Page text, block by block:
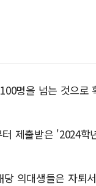
남동발전, 해남군에
[인도증시] 중동 불안
황희 '폐버스 청년주
폭염 누그러지고 가
사우디·튀르키예·파
용산공원·그린벨트로
명을 넘는 것으로
제출받은 '2024학
의대생들은 자퇴